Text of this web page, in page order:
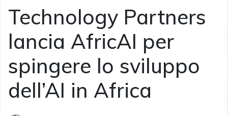
Technology Partners
lancia AfricAI per
spingere lo sviluppo
dell’AI in Africa